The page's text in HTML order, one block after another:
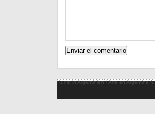
Kunst in Argentinien / Arte en Argentina